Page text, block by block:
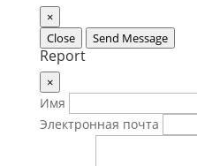
×
Close
Send Message
Report
×
Имя
Электронная почта